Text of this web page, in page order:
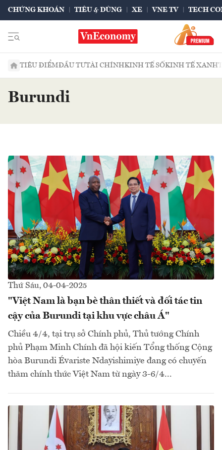
CHỨNG KHOÁN TIÊU & DÙNG XE VNE TV TECH
TIÊU ĐIỂMĐẦU TƯTÀI CHÍNHKINH TẾ SỐKINH TẾ XANH
Burundi
Thứ Sáu, 04-04-2025
"Việt Nam là bạn bè thân thiết và đối tác tin
cậy của Burundi tại khu vực châu Á"
Chiều 4/4, tại trụ sở Chính phủ, Thủ tướng Chính
phủ Phạm Minh Chính đã hội kiến Tổng thống Cộng
hòa Burundi Évariste Ndayishimiye đang có chuyến
thăm chính thức Việt Nam từ ngày 3-6/4...